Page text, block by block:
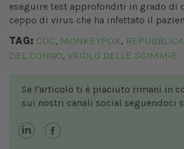
eseguire test approfonditi in grado di
ceppo di virus che ha infettato il
TAG: CDC, MONKEYPOX,
DEL CONGO, VAIOLO DELLE SCIMMIE
Se l'articolo ti è piaciuto rimani in
sui nostri canali social seguendoci